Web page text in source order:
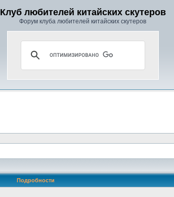
Клуб любителей китайских скутеров
Форум клуба любителей китайских скутеров
Подробности